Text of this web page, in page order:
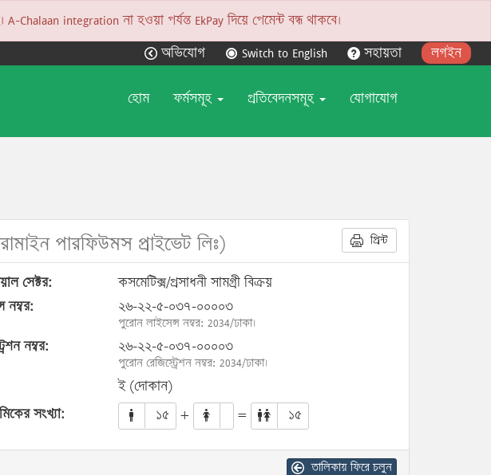
integration না হওয়া পর্যন্ত EkPay দিয়ে পেমেন্ট বন্ধ থাকবে।
অভিযোগ Switch to English সহায়তা লগইন
হোম ফর্মসমূহ প্রতিবেদনসমূহ যোগাযোগ
পারফিউমস প্রাইভেট লিঃ) প্রিন্ট
সেক্টর:
কসমেটিক্স/প্রসাধনী সামগ্রী বিক্রয়
নম্বর:
২৬-২২-৫-০৩৭-০০০০৩
পুরোন লাইসেন্স নম্বর: 2034/ঢাকা।
নম্বর: ২৬-২২-৫-০৩৭-০০০০৩
পুরোন রেজিস্ট্রেশন নম্বর: 2034/ঢাকা।
ই (দোকান)
সংখ্যা:
১৫ + = ১৫
তালিকায় ফিরে চলুন